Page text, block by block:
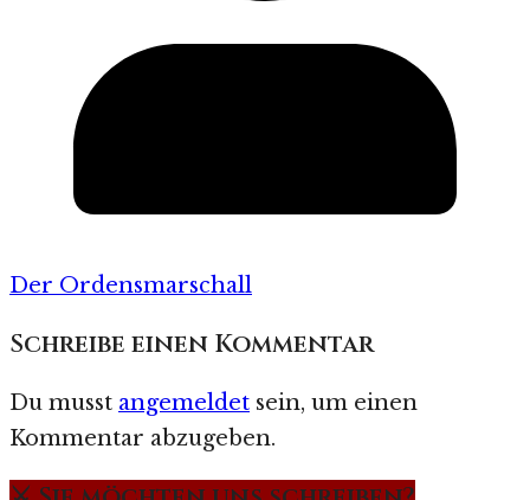
Der Ordensmarschall
Schreibe einen Kommentar
Du musst angemeldet sein, um einen
Kommentar abzugeben.